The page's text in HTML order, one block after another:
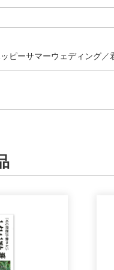
ピーサマーウェディング／